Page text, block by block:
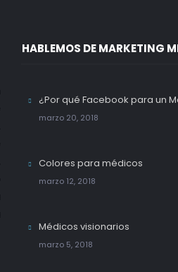
HABLEMOS DE MARKETING
¿Por qué Facebook para un
marzo 20, 2018
Colores para médicos
marzo 12, 2018
Médicos visionarios
marzo 5, 2018